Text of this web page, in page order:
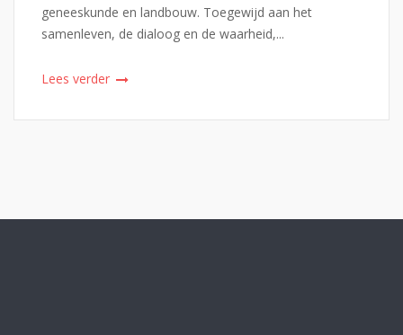
geneeskunde en landbouw. Toegewijd aan het
samenleven, de dialoog en de waarheid,...
Lees verder